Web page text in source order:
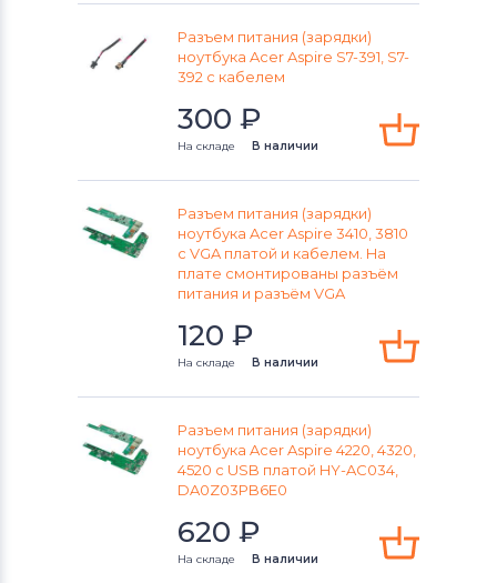
Olivetti
Разъемы питания для ноутбуков
Orbit
Разъемы питания для ноутбуков
Fujitsu-Siemens
Разъемы питания для ноутбуков
Acer
Разъемы питания для ноутбуков
Универсальный
Разъемы питания для ноутбуков
Разъем питания (зарядки)
ноутбука Acer Aspire S7-391, S7-
392 c кабелем
300 ₽
На складе В наличии
Разъем питания (зарядки)
ноутбука Acer Aspire 3410, 3810
с VGA платой и кабелем. Hа
плате смонтированы разъём
питания и разъём VGA
120 ₽
На складе В наличии
Разъем питания (зарядки)
ноутбука Acer Aspire 4220, 4320,
4520 c USB платой HY-AC034,
DA0Z03PB6E0
620 ₽
На складе В наличии